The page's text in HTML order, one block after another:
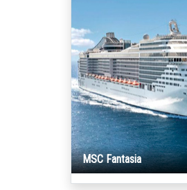
MSC Fantasia